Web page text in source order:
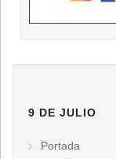
9 DE JULIO
Portada